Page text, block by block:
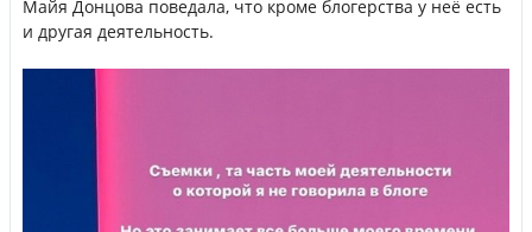
Майя Донцова поведала, что кроме блогерства у неё есть
и другая деятельность.